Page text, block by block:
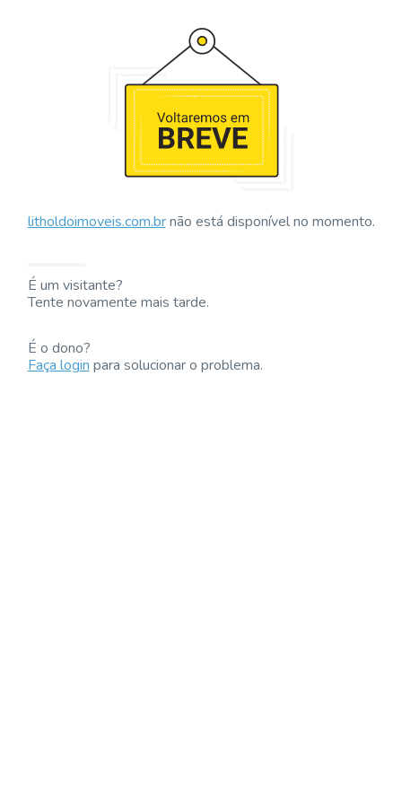
litholdoimoveis.com.brnão está disponível no momento.
É um visitante?
Tente novamente mais tarde.
É o dono?
Faça loginpara solucionar o problema.